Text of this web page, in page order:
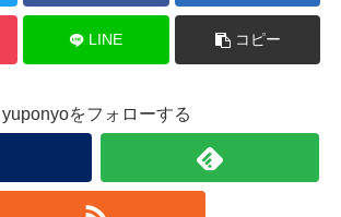
LINE コピー
yuponyoをフォローする